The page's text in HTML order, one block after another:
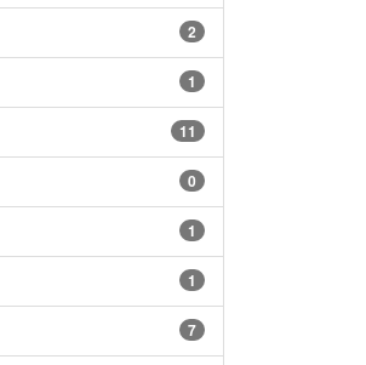
2
1
11
0
1
1
7